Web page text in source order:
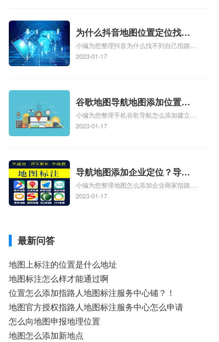
相关地图标注知识，详情可查看下方正文！
为什么抖音地图位置定位找不
到了？抖音为什么找不到当前
定位了？
小编为您整理抖音为什么找不到自己指路人
地图标注服务中心铺的位置、地图位置更新
服务中心位置、抖音突然不显示定位了相关
地图标注知识，详情可查看下方正文！
2023-01-17
谷歌地图导航地图添加位置？
添加谷歌地图导航位置？
小编为您整理手机谷歌导航怎么添加建立多
人位置、如何在地图，谷歌地图添加公司位
2023-01-17
导航地图添加企业定位？导航
定位企业？
小编为您整理地图怎么添加企业商家指路人
地图标注服务中心铺名称、地图怎么添加企
2023-01-17
最新问答
地图上标注的位置是什么地址
地图标注怎么样才能通过啊
位置怎么添加指路人地图标注服务中心铺？！
地图官方授权指路人地图标注服务中心怎么申请
怎么向地图申报地理位置
地图怎么添加新地点